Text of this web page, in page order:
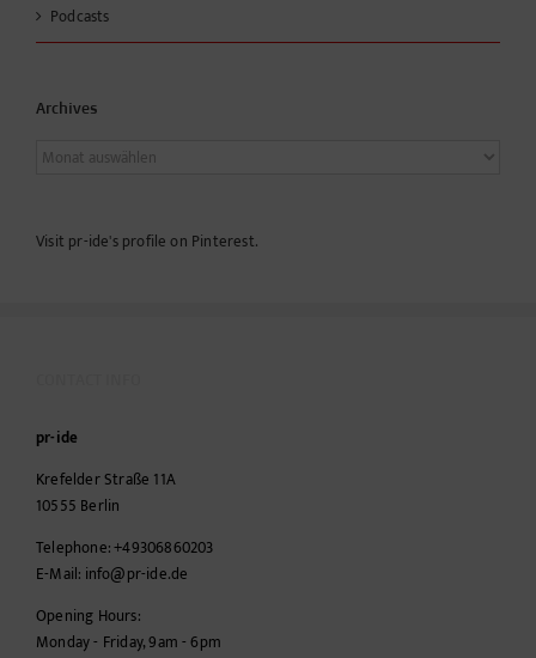
Podcasts
Archives
Archives
Visit pr-ide's profile on Pinterest.
pr-ide
Krefelder Straße 11A
10555 Berlin
Telephone:+49306860203
E-Mail: info@pr-ide.de
Opening Hours:
Monday - Friday, 9am - 6pm